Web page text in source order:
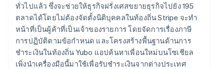
ทั่วไปแล้ว ซึ่งจะช่วยให้ธุรกิจฝรั่งเศสขยายธุรกิจไปยัง 195
ตลาดได้โดยไม่ต้องจัดตั้งนิติบุคคลในท้องถิ่น Stripe จะทำ
หน้าที่เป็นผู้ค้าที่เป็นเจ้าของรายการ โดยจัดการเรื่องภาษี
การปฏิบัติตามข้อกำหนด และโครงสร้างพื้นฐานด้านการ
ชำระเงินในท้องถิ่น Yubo แอปค้นหาเพื่อนใหม่บนโซเชียล
เพิ่งนำเครื่องมือนี้มาใช้เพื่อรับชำระเงินจากต่างประเทศ
เบลเยียม
NederlandsFrançaisDeutsch English
โปรตุเกส
Português English
โปแลนด์
English
ฝรั่งเศส